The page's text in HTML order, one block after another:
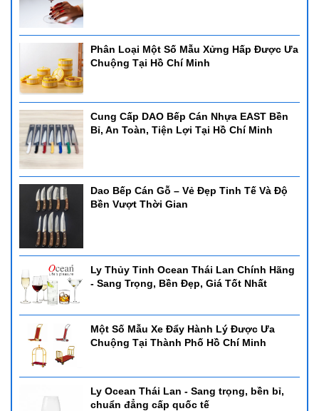
Phân Loại Một Số Mẫu Xửng Hấp Được Ưa
Chuộng Tại Hồ Chí Minh
Cung Cấp DAO Bếp Cán Nhựa EAST Bền
Bỉ, An Toàn, Tiện Lợi Tại Hồ Chí Minh
Dao Bếp Cán Gỗ – Vẻ Đẹp Tinh Tế Và Độ
Bền Vượt Thời Gian
Ly Thủy Tinh Ocean Thái Lan Chính Hãng
- Sang Trọng, Bền Đẹp, Giá Tốt Nhất
Một Số Mẫu Xe Đẩy Hành Lý Được Ưa
Chuộng Tại Thành Phố Hồ Chí Minh
Ly Ocean Thái Lan - Sang trọng, bền bỉ,
chuẩn đẳng cấp quốc tế